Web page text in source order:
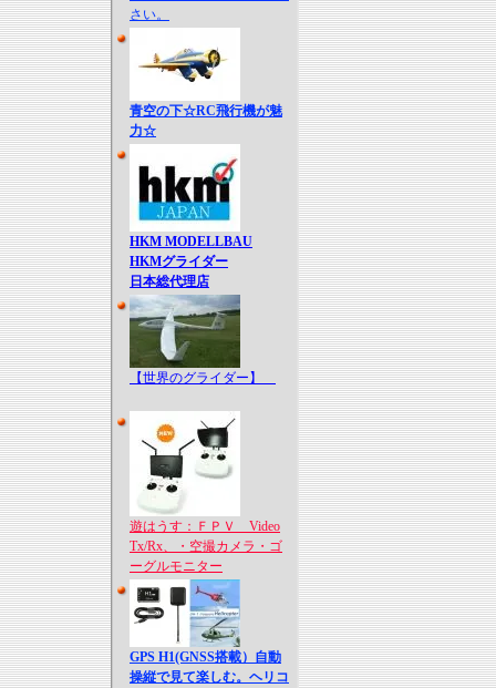
さい。
青空の下☆RC飛行機が魅
力☆
HKM MODELLBAU
HKMグライダー
日本総代理店
【世界のグライダー】
遊はうす：ＦＰＶ Video
Tx/Rx、・空撮カメラ・ゴ
ーグルモニター
GPS H1(GNSS搭載）自動
操縦で見て楽しむ。ヘリコ